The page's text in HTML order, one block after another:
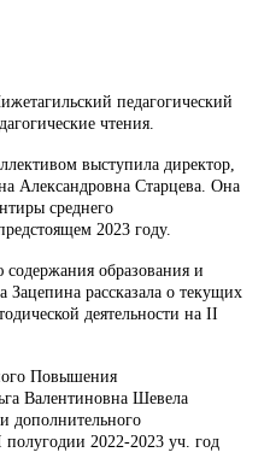
педагогический
чтения.
выступила директор,
Александровна Старцева. Она
среднего
2023 году.
содержания образования и
рассказала о текущих
деятельности на II
Повышения
Валентиновна Шевела
дополнительного
полугодии 2022-2023 уч. год